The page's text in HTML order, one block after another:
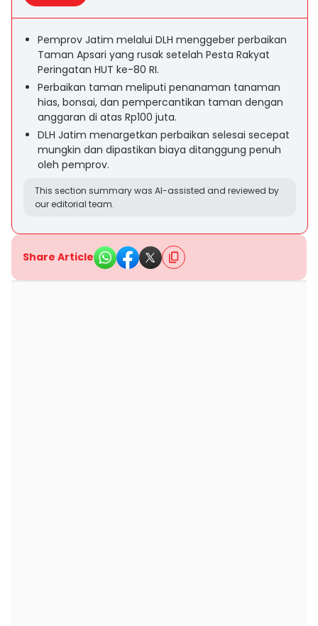
Pemprov Jatim melalui DLH menggeber perbaikan
Taman Apsari yang rusak setelah Pesta Rakyat
Peringatan HUT ke-80 RI.
Perbaikan taman meliputi penanaman tanaman
hias, bonsai, dan pempercantikan taman dengan
anggaran di atas Rp100 juta.
DLH Jatim menargetkan perbaikan selesai secepat
mungkin dan dipastikan biaya ditanggung penuh
oleh pemprov.
This section summary was AI-assisted and reviewed by
our editorial team.
Share Article